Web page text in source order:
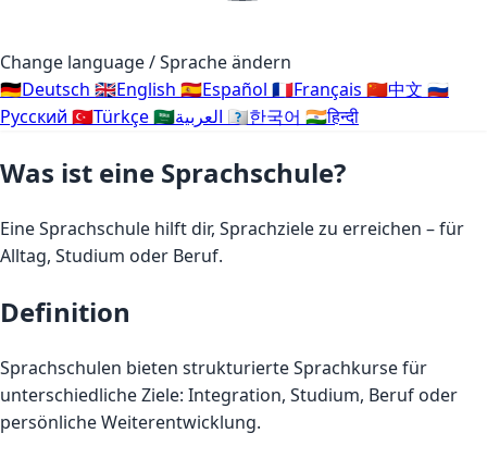
Change language / Sprache ändern
🇩🇪Deutsch 🇬🇧English 🇪🇸Español 🇫🇷Français 🇨🇳中文 🇷🇺
Русский 🇹🇷Türkçe🇸🇦 🇰🇷한국어 🇮🇳हिन्दी
Was ist eine Sprachschule?
Eine Sprachschule hilft dir, Sprachziele zu erreichen – für
Alltag, Studium oder Beruf.
Definition
Sprachschulen bieten strukturierte Sprachkurse für
unterschiedliche Ziele: Integration, Studium, Beruf oder
persönliche Weiterentwicklung.